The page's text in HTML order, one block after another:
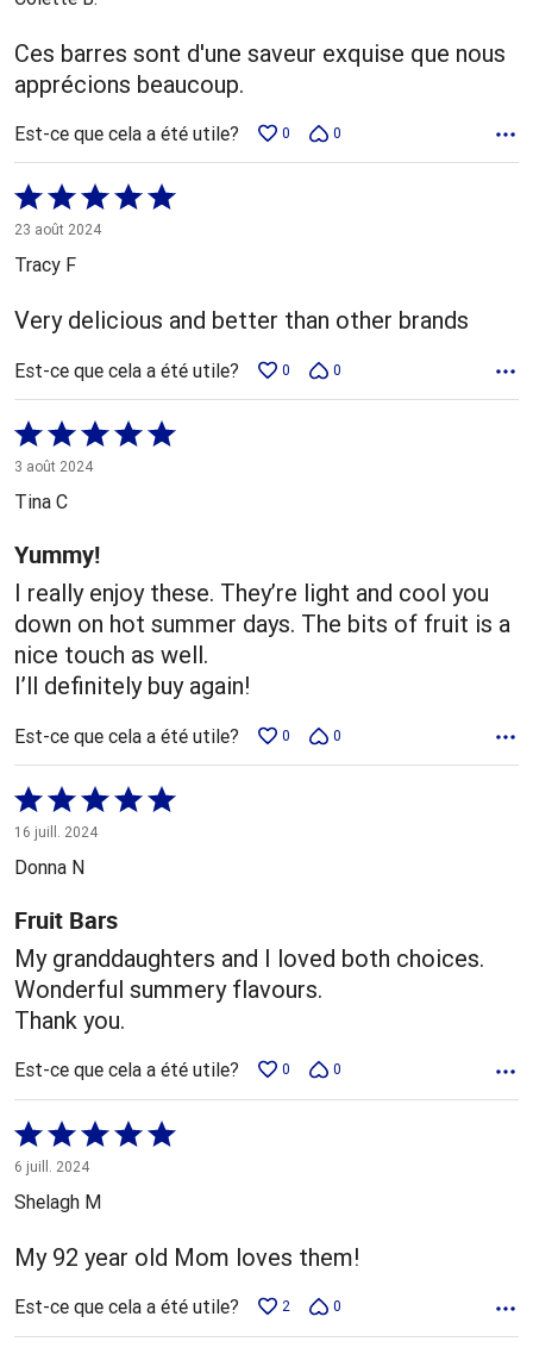
Ces barres sont d'une saveur exquise que nous
apprécions beaucoup.
Est-ce que cela a été utile? 0 0
Coté
5 sur
5
23 août 2024
Tracy F
Very delicious and better than other brands
Est-ce que cela a été utile? 0 0
Coté
5 sur
5
3 août 2024
Tina C
Yummy!
I really enjoy these. They’re light and cool you
down on hot summer days. The bits of fruit is a
nice touch as well.
I’ll definitely buy again!
Est-ce que cela a été utile? 0 0
Coté
5 sur
5
16 juill. 2024
Donna N
Fruit Bars
My granddaughters and I loved both choices.
Wonderful summery flavours.
Thank you.
Est-ce que cela a été utile? 0 0
Coté
5 sur
5
6 juill. 2024
Shelagh M
My 92 year old Mom loves them!
Est-ce que cela a été utile? 2 0